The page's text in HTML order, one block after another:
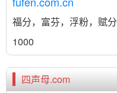
福分，富芬，浮粉，赋分
1000
四声母.com